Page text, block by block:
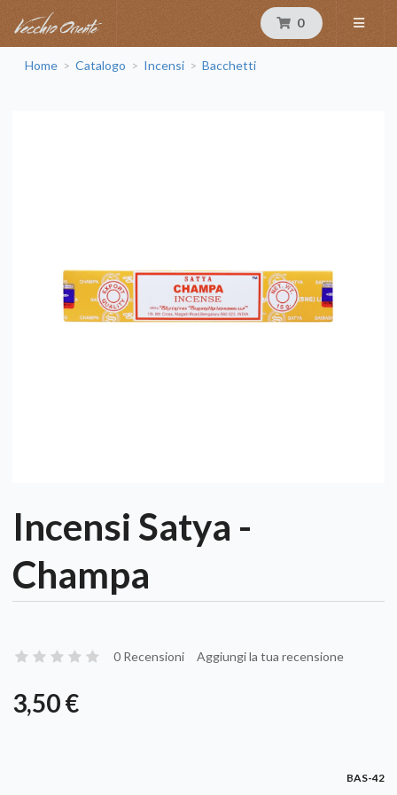
0
Home > Catalogo > Incensi > Bacchetti
Incensi Satya -
Champa
0 Recensioni Aggiungi la tua recensione
3,50 €
BAS-42